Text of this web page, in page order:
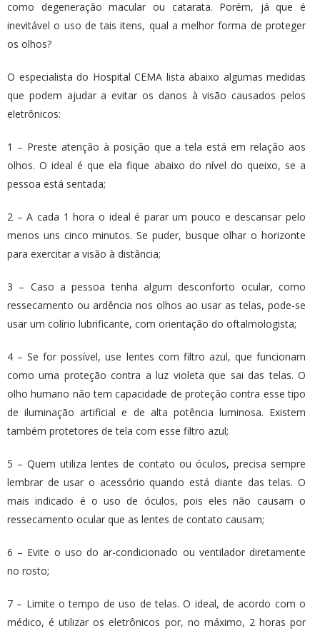
como degeneração macular ou catarata. Porém, já que é
inevitável o uso de tais itens, qual a melhor forma de proteger
os olhos?
O especialista do Hospital CEMA lista abaixo algumas medidas
que podem ajudar a evitar os danos à visão causados pelos
eletrônicos:
1 – Preste atenção à posição que a tela está em relação aos
olhos. O ideal é que ela fique abaixo do nível do queixo, se a
pessoa está sentada;
2 – A cada 1 hora o ideal é parar um pouco e descansar pelo
menos uns cinco minutos. Se puder, busque olhar o horizonte
para exercitar a visão à distância;
3 – Caso a pessoa tenha algum desconforto ocular, como
ressecamento ou ardência nos olhos ao usar as telas, pode-se
usar um colírio lubrificante, com orientação do oftalmologista;
4 – Se for possível, use lentes com filtro azul, que funcionam
como uma proteção contra a luz violeta que sai das telas. O
olho humano não tem capacidade de proteção contra esse tipo
de iluminação artificial e de alta potência luminosa. Existem
também protetores de tela com esse filtro azul;
5 – Quem utiliza lentes de contato ou óculos, precisa sempre
lembrar de usar o acessório quando está diante das telas. O
mais indicado é o uso de óculos, pois eles não causam o
ressecamento ocular que as lentes de contato causam;
6 – Evite o uso do ar-condicionado ou ventilador diretamente
no rosto;
7 – Limite o tempo de uso de telas. O ideal, de acordo com o
médico, é utilizar os eletrônicos por, no máximo, 2 horas por